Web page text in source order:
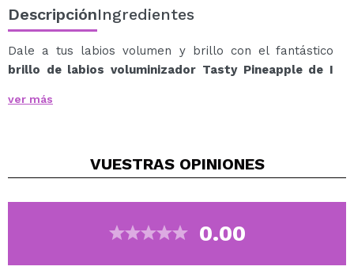
DescripciónIngredientes
Dale a tus labios volumen y brillo con el fantástico
brillo de labios voluminizador Tasty Pineapple de I
Este brillo de labios voluminizador deja tus labios con
Cruelty Free
ver más
VUESTRAS OPINIONES
0.00